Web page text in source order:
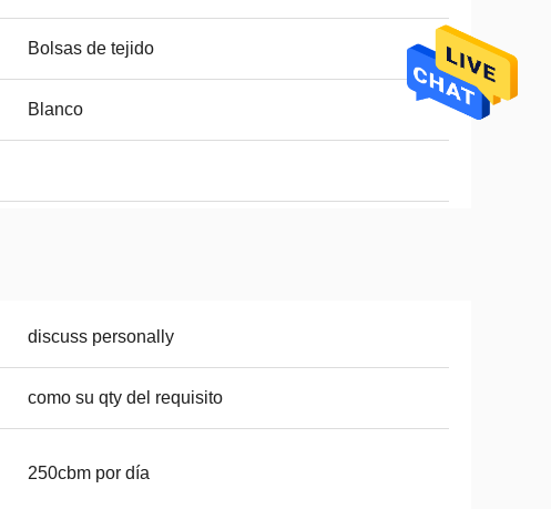
Bolsas de tejido
Blanco
discuss personally
como su qty del requisito
250cbm por día